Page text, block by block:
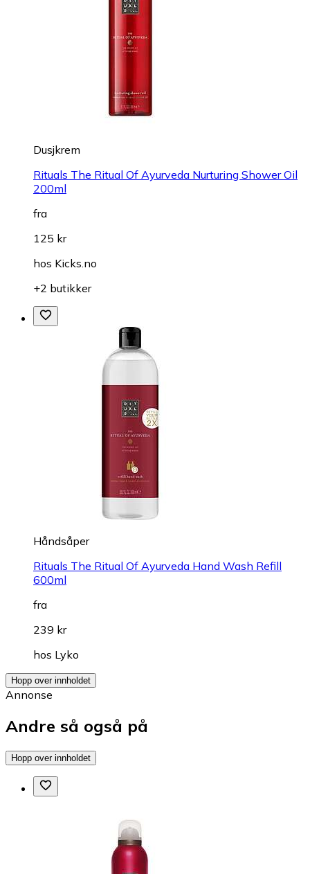
Dusjkrem
Rituals The Ritual Of Ayurveda Nurturing Shower Oil
200ml
fra
125 kr
hos Kicks.no
+2 butikker
Håndsåper
Rituals The Ritual Of Ayurveda Hand Wash Refill
600ml
fra
239 kr
hos Lyko
Hopp over innholdet
Annonse
Andre så også på
Hopp over innholdet